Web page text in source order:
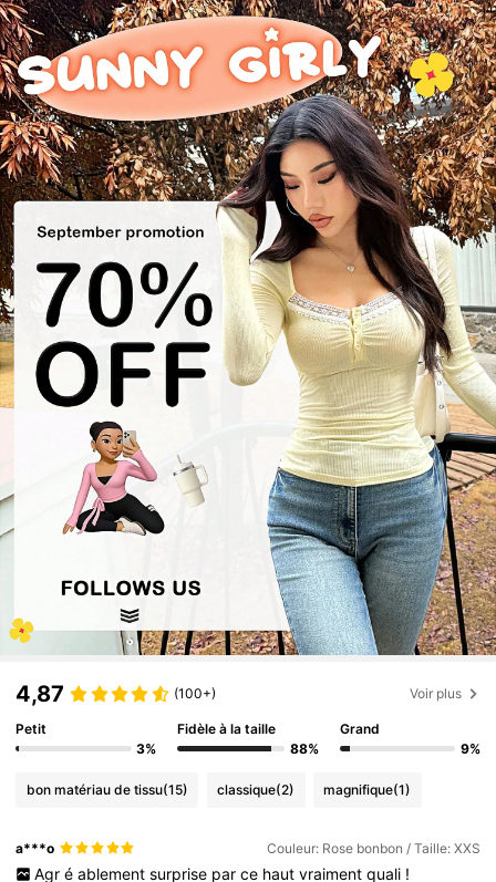
4,87 (100+) Voir plus
Petit
3%
Fidèle à la taille
88%
Grand
9%
bon matériau de tissu(15) classique(2) magnifique(1)
a***o Couleur: Rose bonbon / Taille: XXS
Agr é ablement surprise par ce haut vraiment quali !